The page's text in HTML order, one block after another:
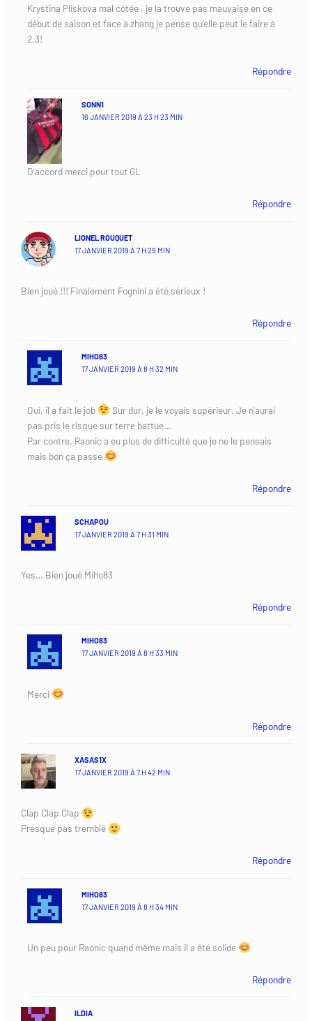
Krystina Pliskova mal côtée , je la trouve pas mauvaise en ce
début de saison et face à zhang je pense qu’elle peut le faire à
2,3!
Répondre
SONN1
16 JANVIER 2019 À 23 H 23 MIN
D accord merci pour tout GL
Répondre
LIONEL ROUQUET
17 JANVIER 2019 À 7 H 29 MIN
Bien joué !!! Finalement Fognini a été sérieux !
Répondre
MIHO83
17 JANVIER 2019 À 8 H 32 MIN
Oui, il a fait le job
Sur dur, je le voyais supérieur. Je n’aurai
pas pris le risque sur terre battue…
Par contre, Raonic a eu plus de difficulté que je ne le pensais
mais bon ça passe
Répondre
SCHAPOU
17 JANVIER 2019 À 7 H 31 MIN
Yes… Bien joué Miho83
Répondre
MIHO83
17 JANVIER 2019 À 8 H 33 MIN
Merci
Répondre
XASAS1X
17 JANVIER 2019 À 7 H 42 MIN
Clap Clap Clap
Presque pas tremblé
Répondre
MIHO83
17 JANVIER 2019 À 8 H 34 MIN
Un peu pour Raonic quand même mais il a été solide
Répondre
ILDIA